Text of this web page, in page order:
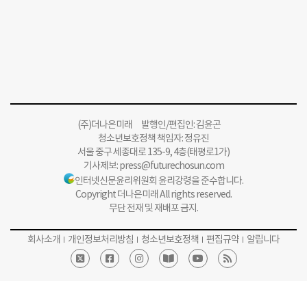
(주)더나은미래 발행인/편집인: 김윤곤
청소년보호정책 책임자: 정유진
서울 중구 세종대로 135-9, 4층(태평로1가)
기사제보:press@futurechosun.com
인터넷신문윤리위원회 윤리강령을 준수합니다.
Copyright 더나은미래 All rights reserved.
무단 전재 및 재배포 금지.
회사소개 개인정보처리방침 청소년보호정책 편집규약 알립니다